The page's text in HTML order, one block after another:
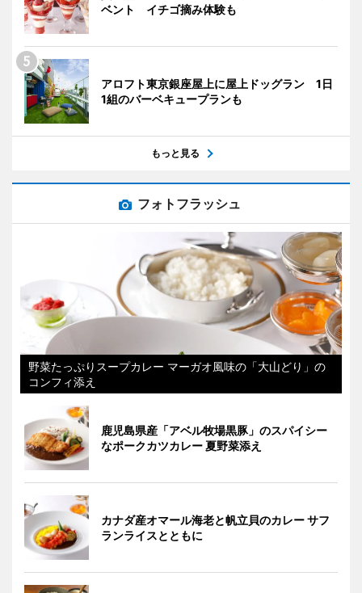
ベント イチゴ摘み体験も
アロフト東京銀座屋上に屋上ドッグラン 1日
1組のバーベキュープランも
もっと見る
フォトフラッシュ
野菜たっぷりスープカレー マーガオ風味の「大山どり」の
コンフィ添え
鹿児島県産「アベル牧場黒豚」のスパイシー
なポークカツカレー 夏野菜添え
カナダ産オマール海老と帆立貝のカレー サフ
ランライスとともに